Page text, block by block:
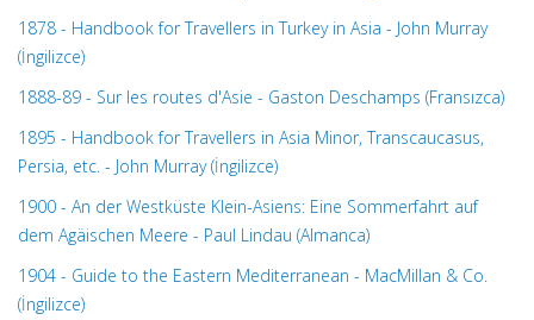
1878 - Handbook for Travellers in Turkey in Asia - John Murray
(İngilizce)
1888-89 - Sur les routes d'Asie - Gaston Deschamps (Fransızca)
1895 - Handbook for Travellers in Asia Minor, Transcaucasus,
Persia, etc. - John Murray (İngilizce)
1900 - An der Westküste Klein-Asiens: Eine Sommerfahrt auf
dem Agäischen Meere - Paul Lindau (Almanca)
1904 - Guide to the Eastern Mediterranean - MacMillan & Co.
(İngilizce)